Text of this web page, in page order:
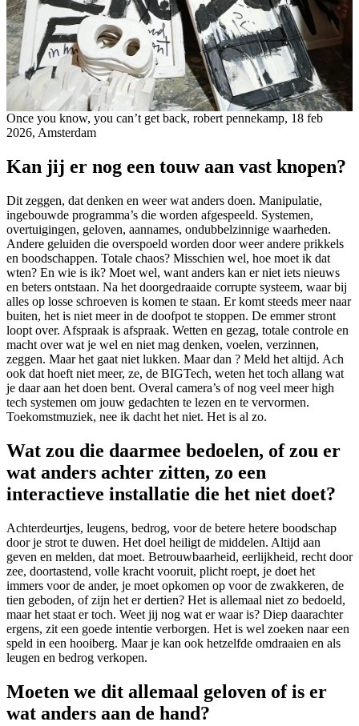
Once you know, you can’t get back, robert pennekamp, 18 feb
2026, Amsterdam
Kan jij er nog een touw aan vast knopen?
Dit zeggen, dat denken en weer wat anders doen. Manipulatie,
ingebouwde programma’s die worden afgespeeld. Systemen,
overtuigingen, geloven, aannames, ondubbelzinnige waarheden.
Andere geluiden die overspoeld worden door weer andere prikkels
en boodschappen. Totale chaos? Misschien wel, hoe moet ik dat
wten? En wie is ik? Moet wel, want anders kan er niet iets nieuws
en beters ontstaan. Na het doorgedraaide corrupte systeem, waar bij
alles op losse schroeven is komen te staan. Er komt steeds meer naar
buiten, het is niet meer in de doofpot te stoppen. De emmer stront
loopt over. Afspraak is afspraak. Wetten en gezag, totale controle en
macht over wat je wel en niet mag denken, voelen, verzinnen,
zeggen. Maar het gaat niet lukken. Maar dan ? Meld het altijd. Ach
ook dat hoeft niet meer, ze, de BIGTech, weten het toch allang wat
je daar aan het doen bent. Overal camera’s of nog veel meer high
tech systemen om jouw gedachten te lezen en te vervormen.
Toekomstmuziek, nee ik dacht het niet. Het is al zo.
Wat zou die daarmee bedoelen, of zou er
wat anders achter zitten, zo een
interactieve installatie die het niet doet?
Achterdeurtjes, leugens, bedrog, voor de betere hetere boodschap
door je strot te duwen. Het doel heiligt de middelen. Altijd aan
geven en melden, dat moet. Betrouwbaarheid, eerlijkheid, recht door
zee, doortastend, volle kracht vooruit, plicht roept, je doet het
immers voor de ander, je moet opkomen op voor de zwakkeren, de
tien geboden, of zijn het er dertien? Het is allemaal niet zo bedoeld,
maar het staat er toch. Weet jij nog wat er waar is? Diep daarachter
ergens, zit een goede intentie verborgen. Het is wel zoeken naar een
speld in een hooiberg. Maar je kan ook hetzelfde omdraaien en als
leugen en bedrog verkopen.
Moeten we dit allemaal geloven of is er
wat anders aan de hand?